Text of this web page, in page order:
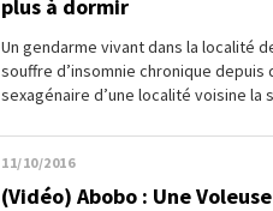
plus à dormir
Un gendarme vivant dans la localité
souffre d’insomnie chronique depuis
sexagénaire d’une localité voisine la
11/10/2016
(Vidéo) Abobo : Une